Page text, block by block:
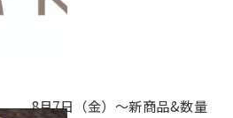
8月7日（金）～新商品&数量